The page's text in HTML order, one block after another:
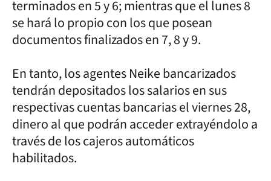
terminados en 5 y 6; mientras que el lunes 8
se hará lo propio con los que posean
documentos finalizados en 7, 8 y 9.
En tanto, los agentes Neike bancarizados
tendrán depositados los salarios en sus
respectivas cuentas bancarias el viernes 28,
dinero al que podrán acceder extrayéndolo a
través de los cajeros automáticos
habilitados.